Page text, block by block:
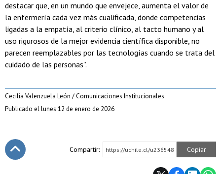
destacar que, en un mundo que envejece, aumenta el valor de
la enfermería cada vez más cualificada, donde competencias
ligadas a la empatía, al criterio clínico, al tacto humano y al
uso rigurosos de la mejor evidencia científica disponible, no
parecen reemplazables por las tecnologías cuando se trata del
cuidado de las personas”.
Cecilia Valenzuela León / Comunicaciones Institucionales
Publicado el lunes 12 de enero de 2026
Compartir: https://uchile.cl/u236548 Copiar